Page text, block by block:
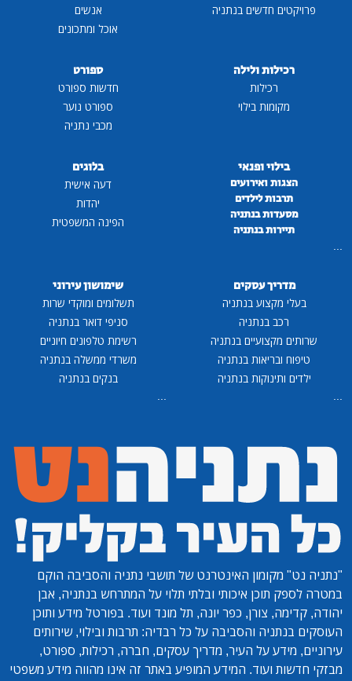
פרויקטים חדשים בנתניה
אנשים
אוכל ומתכונים
רכילות ולילה
רכילות
מקומות בילוי
ספורט
חדשות ספורט
ספורט נוער
מכבי נתניה
בילוי ופנאי
הצגות ואירועים
תרבות לילדים
מסעדות בנתניה
תיירות בנתניה
...
בלוגים
דעה אישית
יהדות
הפינה המשפטית
מדריך עסקים
בעלי מקצוע בנתניה
רכב בנתניה
שרותים מקצועיים בנתניה
טיפוח ובריאות בנתניה
ילדים ותינוקות בנתניה
...
שימושון עירוני
תשלומים ומוקדי שרות
סניפי דואר בנתניה
רשימת טלפונים חיוניים
משרדי ממשלה בנתניה
בנקים בנתניה
...
"נתניה נט" מקומון האינטרנט של תושבי נתניה והסביבה הוקם
במטרה לספק תוכן איכותי ובלתי תלוי על המתרחש בנתניה, אבן
יהודה, קדימה, צורן, כפר יונה, תל מונד ועוד. בפורטל מידע ותוכן
העוסקים בנתניה והסביבה על כל רבדיה: תרבות ובילוי, שירותים
עירוניים, מידע על העיר, מדריך עסקים, חברה, רכילות, ספורט,
מבזקי חדשות ועוד. המידע המופיע באתר זה אינו מהווה מידע משפטי